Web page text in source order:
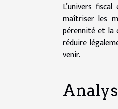
L’univers
maîtriser les
pérennité et la
réduire
venir.